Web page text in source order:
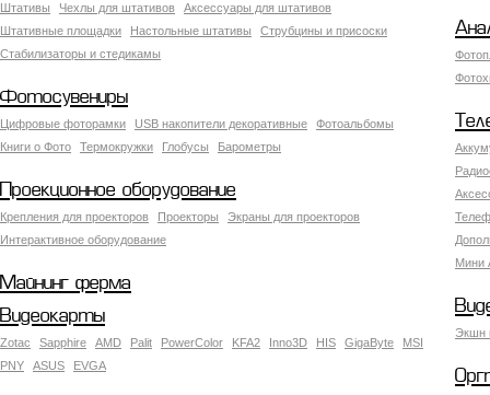
Штативы
Чехлы для штативов
Аксессуары для штативов
Штативные площадки
Настольные штативы
Струбцины и присоски
Стабилизаторы и стедикамы
Фотосувениры
Цифровые фоторамки USB накопители декоративные
Фотоальбомы
Книги о Фото
Термокружки Глобусы Барометры
Мини
Проекционное оборудование
Крепления для проекторов Проекторы
Экраны для проекторов
Интерактивное оборудование
Майнинг ферма
Экшн
Видеокарты
Zotac Sapphire AMD Palit PowerColor KFA2 Inno3D HIS GigaByte
MSI
PNY
ASUS EVGA